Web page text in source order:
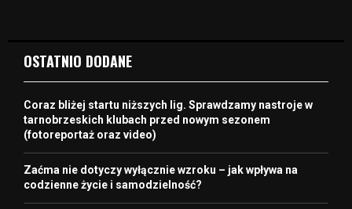
OSTATNIO DODANE
Coraz bliżej startu niższych lig. Sprawdzamy nastroje w
tarnobrzeskich klubach przed nowym sezonem
(fotoreportaż oraz video)
Zaćma nie dotyczy wyłącznie wzroku – jak wpływa na
codzienne życie i samodzielność?